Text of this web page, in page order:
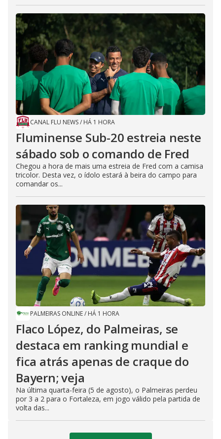
CANAL FLU NEWS/ HÁ 1 HORA
Fluminense Sub-20 estreia neste
sábado sob o comando de Fred
Chegou a hora de mais uma estreia de Fred com a camisa
tricolor. Desta vez, o ídolo estará à beira do campo para
comandar os...
PALMEIRAS ONLINE/ HÁ 1 HORA
Flaco López, do Palmeiras, se
destaca em ranking mundial e
fica atrás apenas de craque do
Bayern; veja
Na última quarta-feira (5 de agosto), o Palmeiras perdeu
por 3 a 2 para o Fortaleza, em jogo válido pela partida de
volta das...